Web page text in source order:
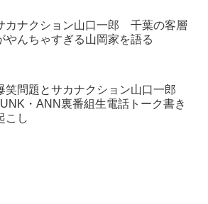
カナクション山口一郎 千葉の客層
やんちゃすぎる山岡家を語る
笑問題とサカナクション山口一郎
・ANN裏番組生電話トーク書き
こし